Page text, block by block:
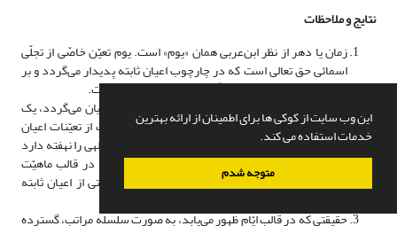
این وب سایت از کوکی ها برای اطمینان از ارائه بهترین
خدمات استفاده می کند.
متوجه شدم
نتایج و ملاحظات
زمان یا دهر از نظر ابن‌عربی همان «یوم» است. یوم تعیّن خاصّی از تجلّی
اسمائی حق تعالی است که در چارچوب اعیان ثابته پدیدار می‌گردد و بر
این اساس زمان چیزی جز تجلّیّات بی‌پایان حق تعالی نیست.
هر آنچه که از حق‌تعالی در همة عرصه‌‌های تجلّیّات نمایان می‌گردد، یک
حقیقت بیش نیست که در ذات خود متعیّن به هیچ‌یک از تعیّنات اعیان
ثابته نمی‌باشد. حقیقة الحقایق که در خود همه اسماء الهی را نهفته دارد
در صورتی که اسم یا اسامی خاصی در آن غلبه یابد، در قالب ماهیّت
خاصی یا یوم خاصّی آشکار شده و در چارچوب ماهیّتی از اعیان ثابته
حقیقتی که در قالب ایّام ظهور می‌یابد، به صورت سلسله مراتب، گسترده